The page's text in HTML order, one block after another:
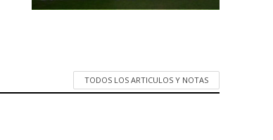
TODOS LOS ARTICULOS Y NOTAS